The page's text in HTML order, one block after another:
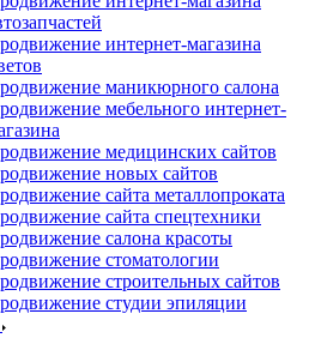
интернет-магазина
маникюрного салона
мебельного интернет-
медицинских сайтов
новых сайтов
сайта металлопроката
сайта спецтехники
салона красоты
стоматологии
строительных сайтов
студии эпиляции